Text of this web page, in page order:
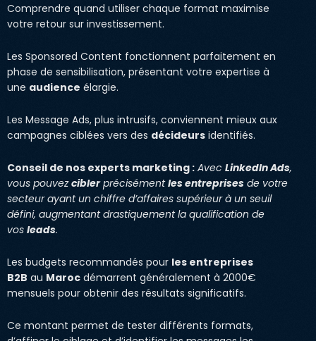
Comprendre quand utiliser chaque format maximise
votre retour sur investissement.
Les Sponsored Content fonctionnent parfaitement en
phase de sensibilisation, présentant votre expertise à
une audience élargie.
Les Message Ads, plus intrusifs, conviennent mieux aux
campagnes ciblées vers des décideurs identifiés.
Conseil de nos experts marketing : Avec LinkedIn Ads,
vous pouvezciblerprécisémentles entreprises de votre
secteur ayant un chiffre d’affaires supérieur à un seuil
défini, augmentant drastiquement la qualification de
vos leads.
Les budgets recommandés pour les entreprises
B2B au Maroc démarrent généralement à 2000€
mensuels pour obtenir des résultats significatifs.
Ce montant permet de tester différents formats,